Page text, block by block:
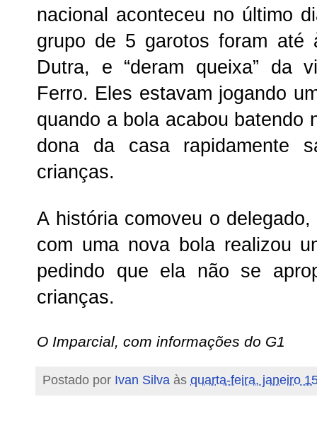
nacional aconteceu no último
grupo de 5 garotos foram até
Dutra, e “deram queixa” da
Ferro. Eles estavam jogando
quando a bola acabou batendo
dona da casa rapidamente
crianças.
A história comoveu o
com uma nova bola realizou
pedindo que ela não se
crianças.
O Imparcial, com informações do G1
Postado por Ivan Silva às quarta-feira, janeiro